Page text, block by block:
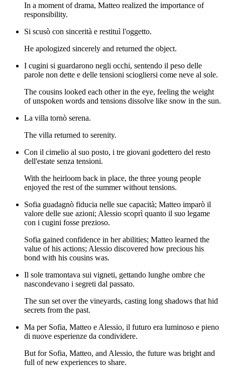
In a moment of drama, Matteo realized the importance of
responsibility.
Si scusò con sincerità e restituì l'oggetto.
He apologized sincerely and returned the object.
I cugini si guardarono negli occhi, sentendo il peso delle
parole non dette e delle tensioni sciogliersi come neve al sole.
The cousins looked each other in the eye, feeling the weight
of unspoken words and tensions dissolve like snow in the sun.
La villa tornò serena.
The villa returned to serenity.
Con il cimelio al suo posto, i tre giovani godettero del resto
dell'estate senza tensioni.
With the heirloom back in place, the three young people
enjoyed the rest of the summer without tensions.
Sofia guadagnò fiducia nelle sue capacità; Matteo imparò il
valore delle sue azioni; Alessio scoprì quanto il suo legame
con i cugini fosse prezioso.
Sofia gained confidence in her abilities; Matteo learned the
value of his actions; Alessio discovered how precious his
bond with his cousins was.
Il sole tramontava sui vigneti, gettando lunghe ombre che
nascondevano i segreti dal passato.
The sun set over the vineyards, casting long shadows that hid
secrets from the past.
Ma per Sofia, Matteo e Alessio, il futuro era luminoso e pieno
di nuove esperienze da condividere.
But for Sofia, Matteo, and Alessio, the future was bright and
full of new experiences to share.